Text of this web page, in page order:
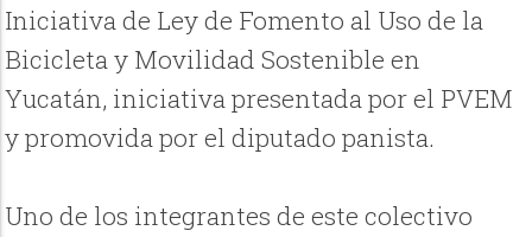
Iniciativa de Ley de Fomento al Uso de la
Bicicleta y Movilidad Sostenible en
Yucatán, iniciativa presentada por el PVEM
y promovida por el diputado panista.
Uno de los integrantes de este colectivo